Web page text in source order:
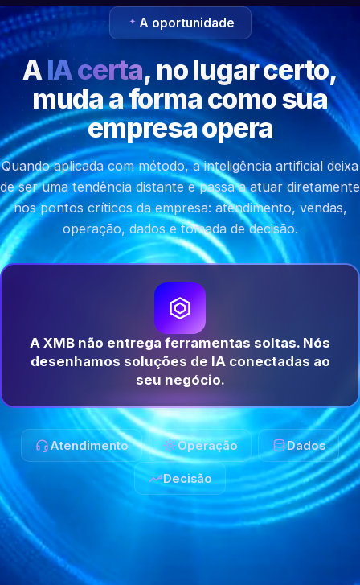
A oportunidade
AIA certa, no lugar certo,
muda a forma como sua
empresa opera
Quando aplicada com método, a inteligência artificial deixa
de ser uma tendência distante e passa a atuar diretamente
nos pontos críticos da empresa: atendimento, vendas,
operação, dados e tomada de decisão.
A XMB não entrega ferramentas soltas. Nós
desenhamos soluções de IA conectadas ao
seu negócio.
Atendimento Operação Dados
Decisão